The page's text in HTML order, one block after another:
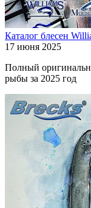
Каталог блесен
17 июня 2025
Полный
рыбы за 2025 год